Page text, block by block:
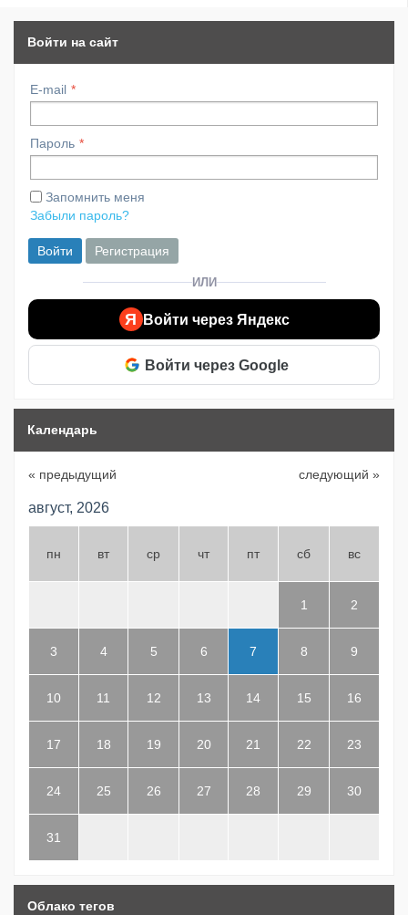
Войти на сайт
E-mail
Пароль
Запомнить меня
Забыли пароль?
Войти Регистрация
ИЛИ
Я Войти через Яндекс
Войти через Google
Календарь
« предыдущий следующий »
август, 2026
пн вт ср чт пт сб вс
1 2
3 4 5 6 7 8 9
10 11 12 13 14 15 16
17 18 19 20 21 22 23
24 25 26 27 28 29 30
31
Облако тегов